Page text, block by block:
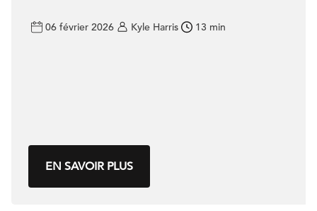
06 février 2026 Kyle Harris 13 min
EN SAVOIR PLUS